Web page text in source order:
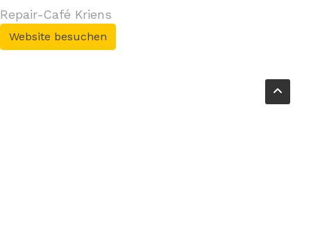
Repair-Café Kriens
Website besuchen